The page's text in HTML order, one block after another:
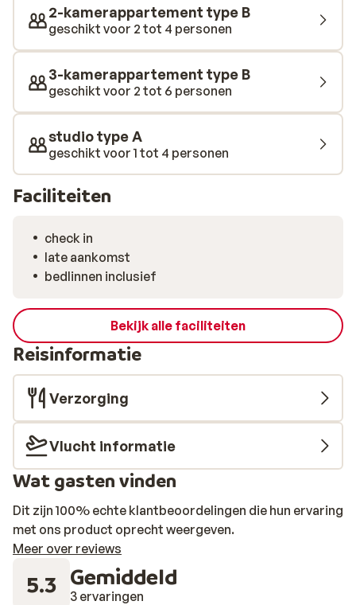
selectie van verschillende restaurants waar je zo aan
kunt schuiven.
2-kamerappartement type B
geschikt voor 2 tot 4 personen
3-kamerappartement type B
geschikt voor 2 tot 6 personen
studio type A
geschikt voor 1 tot 4 personen
Faciliteiten
check in
late aankomst
bedlinnen inclusief
Bekijk alle faciliteiten
Reisinformatie
Verzorging
Vlucht informatie
Wat gasten vinden
Dit zijn 100% echte klantbeoordelingen die hun ervaring
met ons product oprecht weergeven.
Meer over reviews
5.3 Gemiddeld
3 ervaringen